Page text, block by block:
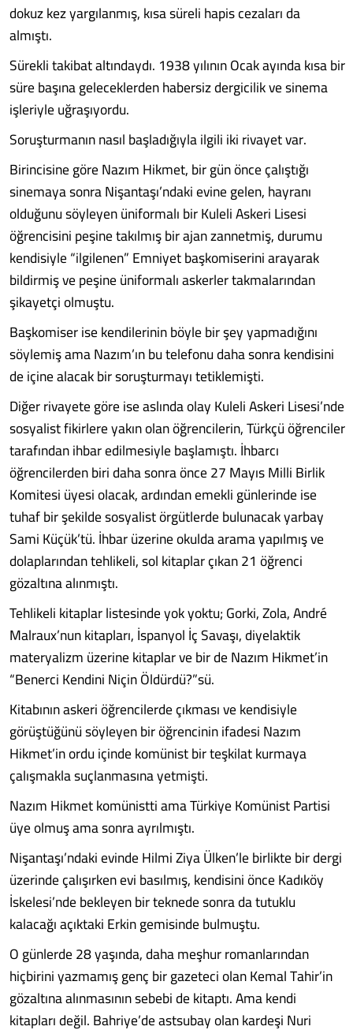
dokuz kez yargılanmış, kısa süreli hapis cezaları da
almıştı.
Sürekli takibat altındaydı. 1938 yılının Ocak ayında kısa bir
süre başına geleceklerden habersiz dergicilik ve sinema
işleriyle uğraşıyordu.
Soruşturmanın nasıl başladığıyla ilgili iki rivayet var.
Birincisine göre Nazım Hikmet, bir gün önce çalıştığı
sinemaya sonra Nişantaşı’ndaki evine gelen, hayranı
olduğunu söyleyen üniformalı bir Kuleli Askeri Lisesi
öğrencisini peşine takılmış bir ajan zannetmiş, durumu
kendisiyle “ilgilenen” Emniyet başkomiserini arayarak
bildirmiş ve peşine üniformalı askerler takmalarından
şikayetçi olmuştu.
Başkomiser ise kendilerinin böyle bir şey yapmadığını
söylemiş ama Nazım’ın bu telefonu daha sonra kendisini
de içine alacak bir soruşturmayı tetiklemişti.
Diğer rivayete göre ise aslında olay Kuleli Askeri Lisesi’nde
sosyalist fikirlere yakın olan öğrencilerin, Türkçü öğrenciler
tarafından ihbar edilmesiyle başlamıştı. İhbarcı
öğrencilerden biri daha sonra önce 27 Mayıs Milli Birlik
Komitesi üyesi olacak, ardından emekli günlerinde ise
tuhaf bir şekilde sosyalist örgütlerde bulunacak yarbay
Sami Küçük’tü. İhbar üzerine okulda arama yapılmış ve
dolaplarından tehlikeli, sol kitaplar çıkan 21 öğrenci
gözaltına alınmıştı.
Tehlikeli kitaplar listesinde yok yoktu; Gorki, Zola, André
Malraux’nun kitapları, İspanyol İç Savaşı, diyelaktik
materyalizm üzerine kitaplar ve bir de Nazım Hikmet’in
“Benerci Kendini Niçin Öldürdü?”sü.
Kitabının askeri öğrencilerde çıkması ve kendisiyle
görüştüğünü söyleyen bir öğrencinin ifadesi Nazım
Hikmet’in ordu içinde komünist bir teşkilat kurmaya
çalışmakla suçlanmasına yetmişti.
Nazım Hikmet komünistti ama Türkiye Komünist Partisi
üye olmuş ama sonra ayrılmıştı.
Nişantaşı’ndaki evinde Hilmi Ziya Ülken’le birlikte bir dergi
üzerinde çalışırken evi basılmış, kendisini önce Kadıköy
İskelesi’nde bekleyen bir teknede sonra da tutuklu
kalacağı açıktaki Erkin gemisinde bulmuştu.
O günlerde 28 yaşında, daha meşhur romanlarından
hiçbirini yazmamış genç bir gazeteci olan Kemal Tahir’in
gözaltına alınmasının sebebi de kitaptı. Ama kendi
kitapları değil. Bahriye’de astsubay olan kardeşi Nuri